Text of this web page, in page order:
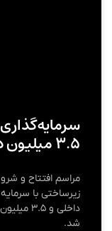
۳.۵ میلیون دلاری خارجی در انزلی
مراسم افتتاح و
داخلی و
شد.